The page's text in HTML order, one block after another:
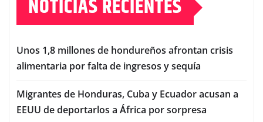
NOTICIAS RECIENTES
Unos 1,8 millones de hondureños afrontan crisis
alimentaria por falta de ingresos y sequía
Migrantes de Honduras, Cuba y Ecuador acusan a
EEUU de deportarlos a África por sorpresa